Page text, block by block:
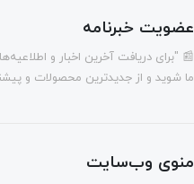
عضویت خبرنامه
📰 "برای دریافت آخرین اخبار و
ما شوید و از جدیدترین محصولات و
منوی وب‌سایت